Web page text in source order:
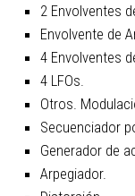
2 Envolventes
Envolvente de
4 Envolventes
4 LFOs.
Otros.
Secuenciador
Generador de
Arpegiador.